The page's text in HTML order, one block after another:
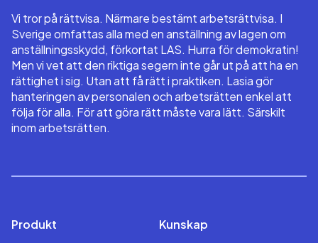
Vi tror på rättvisa. Närmare bestämt arbetsrättvisa. I
Sverige omfattas alla med en anställning av lagen om
anställningsskydd, förkortat LAS. Hurra för demokratin!
Men vi vet att den riktiga segern inte går ut på att ha en
rättighet i sig. Utan att få rätt i praktiken. Lasia gör
hanteringen av personalen och arbetsrätten enkel att
följa för alla. För att göra rätt måste vara lätt. Särskilt
inom arbetsrätten.
Produkt
Kunskap